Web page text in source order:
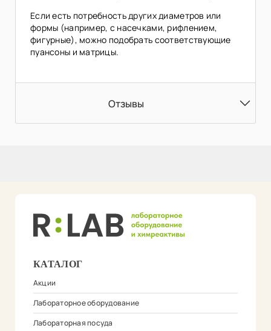
Если есть потребность других диаметров или
формы (например, с насечками, рифлением,
фигурные), можно подобрать соответствующие
пуансоны и матрицы.
Отзывы
КАТАЛОГ
Акции
Лабораторное оборудование
Лабораторная посуда